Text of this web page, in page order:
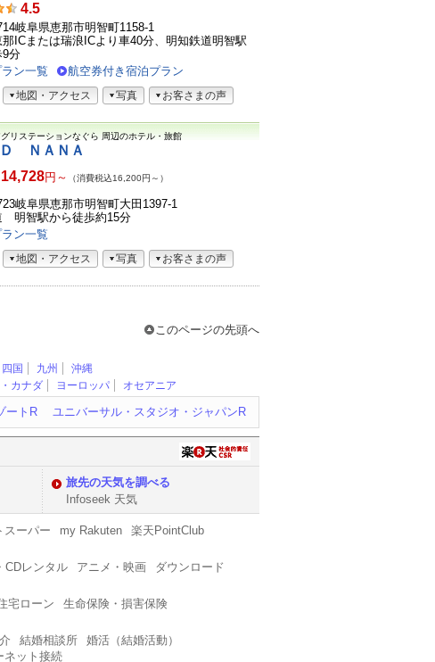
4.5
岐阜県恵那市明智町1158-1
ICまたは瑞浪ICより車40分、明知鉄道明智駅
9分
ン一覧
航空券付き宿泊プラン
地図・アクセス 写真 お客さまの声
リステーションなぐら 周辺のホテル・旅館
Ｄ ＮＡＮＡ
14,728円～ （消費税込16,200円～）
岐阜県恵那市明智町大田1397-1
明智駅から徒歩約15分
ン一覧
地図・アクセス 写真 お客さまの声
このページの先頭へ
四国 九州
沖縄
カナダ ヨーロッパ オセアニア
ートR ユニバーサル・スタジオ・ジャパンR
旅先の天気を調べる
Infoseek 天気
スーパー my Rakuten
楽天PointClub
CDレンタル アニメ・映画
ダウンロード
宅ローン
生命保険・損害保険
結婚相談所
婚活（結婚活動）
ネット接続